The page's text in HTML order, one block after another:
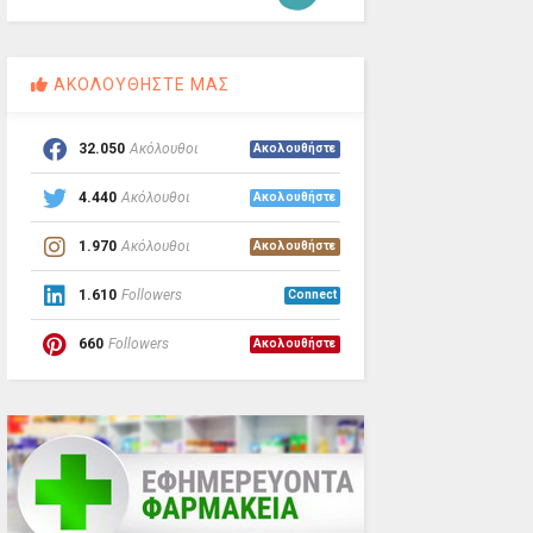
ΑΚΟΛΟΥΘΗΣΤΕ ΜΑΣ
32.050 Ακόλουθοι Ακολουθήστε
4.440 Ακόλουθοι Ακολουθήστε
1.970 Ακόλουθοι Ακολουθήστε
1.610 Followers Connect
660 Followers Ακολουθήστε